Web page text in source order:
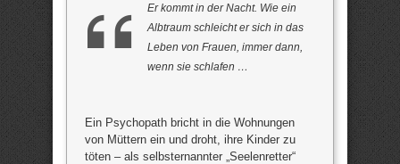
Er kommt in der Nacht. Wie ein
Albtraum schleicht er sich in das
Leben von Frauen, immer dann,
wenn sie schlafen …
Ein Psychopath bricht in die Wohnungen
von Müttern ein und droht, ihre Kinder zu
töten – als selbsternannter „Seelenretter“